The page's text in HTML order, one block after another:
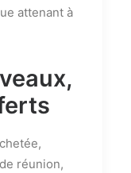
attenant à
réunion,